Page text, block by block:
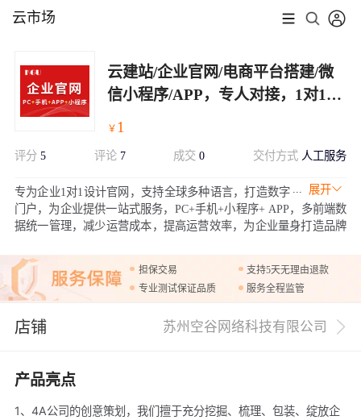
云市场
云建站/企业官网/电商平台搭建/微
信小程序/APP，专人对接，1对1设
￥ 1
评分 5 评论 7 成交0 交付方式 人工服务
展开
专为企业1对1设计官网，支持全球多种语言，打造数字
门户，为企业提供一站式服务，PC+手机+小程序+ APP，多前端数
据统一管理，减少运营成本，提高运营效率，为企业量身打造品牌
担保交易
支持5天无理由退款
专业测试保证品质
服务全程监管
店铺 苏州空谷网络科技有限公司
产品亮点
1、4A公司的创意策划，我们擅于充分挖掘、梳理、包装、绽放企